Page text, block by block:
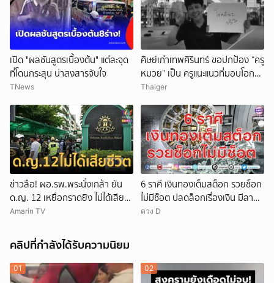
เปิด "ผลชันสูตรเบื้องต้น" แต่ละจุด
ที่โดนกระสุน น่าสงสารจับใจ
TNews
ศิษย์เก่าเทพศิรินทร์ ขอปกป้อง “ครู
หมวย” เป็น ครูแนะแนวที่มอบโอกาส
ให้เด็กเสมอ
Thaiger
ข่าวลือ! ผอ.รพ.พระนั่งเกล้า ยัน
ด.ญ. 12 เหยื่อกราดยิง ไม่ได้เสีย
ชีวิต
Amarin TV
6 ราศี เงินทองเต็มสต็อก รวยช็อก
ไม่มีช็อต ปลดล็อกเรื่องเงิน มีลาภ
ลอยจ่อคิว
ดวง D
คลิปที่กำลังได้รับความนิยม
01 02